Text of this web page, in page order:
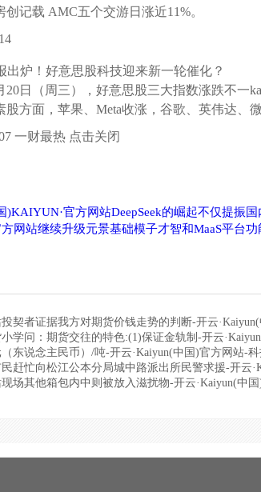
记载 AMC五个交游日涨近11%。
出炉！好意思股科技迎来新一轮催化？
20日（周三），好意思股三大指数涨跌不一
股方面，苹果、Meta收涨，谷歌、英伟达、
一财最热 点击关闭
)KAIYUN·官方网站DeepSeek的崛起不仅提振
网站继续升级元景基础模子才智和MaaS平台
契者证据我方对期货价钱走势的判断-开云
学问：期货交往的特色:(1)保证金轨制-开云
东说念主民币）/吨-开云·Kaiyun(中国)官方网站-
赶忙向松江公本分局城中路派出所民警求援-开云
场其他箱包内中则被放入滋扰物-开云·Kaiyun(中